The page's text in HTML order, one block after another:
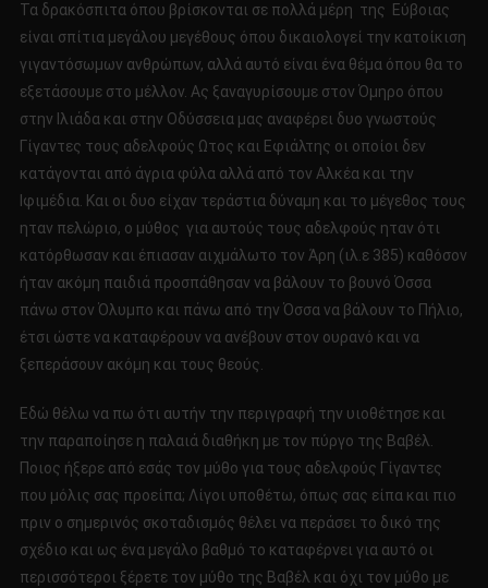
Τα δρακόσπιτα όπου βρίσκονται σε πολλά μέρη της Εύβοιας
είναι σπίτια μεγάλου μεγέθους όπου δικαιολογεί την κατοίκιση
γιγαντόσωμων ανθρώπων, αλλά αυτό είναι ένα θέμα όπου θα το
εξετάσουμε στο μέλλον. Ας ξαναγυρίσουμε στον Όμηρο όπου
στην Ιλιάδα και στην Οδύσσεια μας αναφέρει δυο γνωστούς
Γίγαντες τους αδελφούς Ωτος και Εφιάλτης οι οποίοι δεν
κατάγονται από άγρια φύλα αλλά από τον Αλκέα και την
Ιφιμέδια. Και οι δυο είχαν τεράστια δύναμη και το μέγεθος τους
ηταν πελώριο, ο μύθος για αυτούς τους αδελφούς ηταν ότι
κατόρθωσαν και έπιασαν αιχμάλωτο τον Άρη (ιλ.ε 385) καθόσον
ήταν ακόμη παιδιά προσπάθησαν να βάλουν το βουνό Όσσα
πάνω στον Όλυμπο και πάνω από την Όσσα να βάλουν το Πήλιο,
έτσι ώστε να καταφέρουν να ανέβουν στον ουρανό και να
ξεπεράσουν ακόμη και τους θεούς.
Εδώ θέλω να πω ότι αυτήν την περιγραφή την υιοθέτησε και
την παραποίησε η παλαιά διαθήκη με τον πύργο της Βαβέλ.
Ποιος ήξερε από εσάς τον μύθο για τους αδελφούς Γίγαντες
που μόλις σας προείπα; Λίγοι υποθέτω, όπως σας είπα και πιο
πριν ο σημερινός σκοταδισμός θέλει να περάσει το δικό της
σχέδιο και ως ένα μεγάλο βαθμό το καταφέρνει για αυτό οι
περισσότεροι ξέρετε τον μύθο της Βαβέλ και όχι τον μύθο με